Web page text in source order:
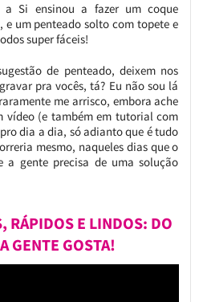
Si ensinou a fazer um coque
um penteado solto com topete e
super fáceis!
de penteado, deixem nos
pra vocês, tá? Eu não sou lá
me arrisco, embora ache
vídeo (e também em tutorial com
dia a dia, só adianto que é tudo
mesmo, naqueles dias que o
a gente precisa de uma solução
RÁPIDOS E LINDOS: DO
GENTE GOSTA!